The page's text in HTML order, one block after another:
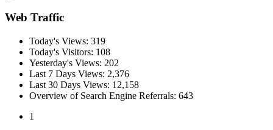
Web Traffic
Today's Views: 319
Today's Visitors: 108
Yesterday's Views: 202
Last 7 Days Views: 2,376
Last 30 Days Views: 12,158
Overview of Search Engine Referrals: 643
1